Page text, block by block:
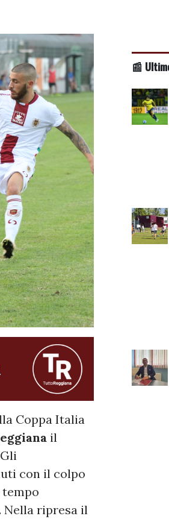
Coppa Italia
il
con il colpo
ripresa il
📰